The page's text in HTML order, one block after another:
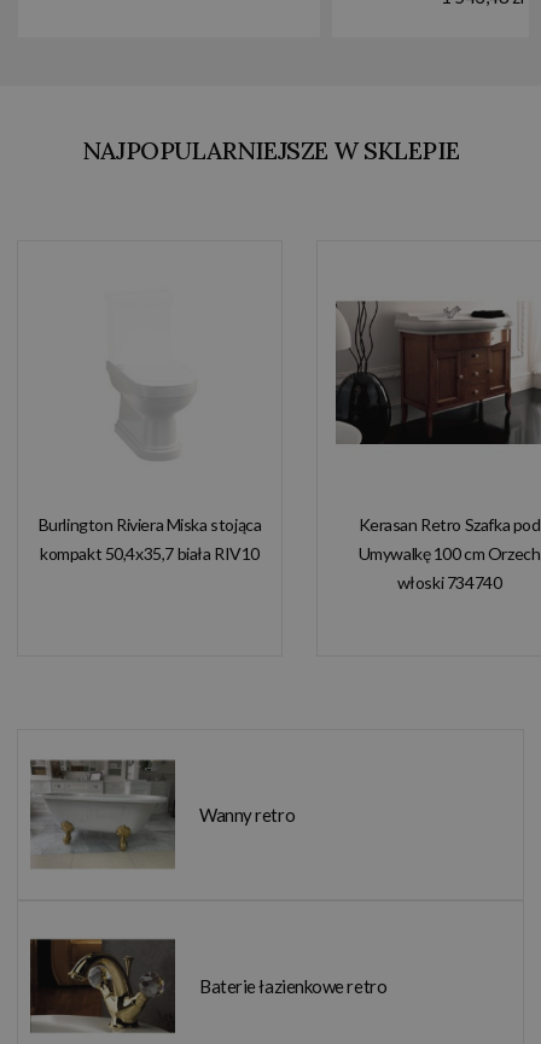
NAJPOPULARNIEJSZE W SKLEPIE
Burlington Riviera Miska stojąca
kompakt 50,4x35,7 biała RIV10
Kerasan Retro Szafka pod
Umywalkę 100 cm Orzech
włoski 734740
Wanny retro
Baterie łazienkowe retro